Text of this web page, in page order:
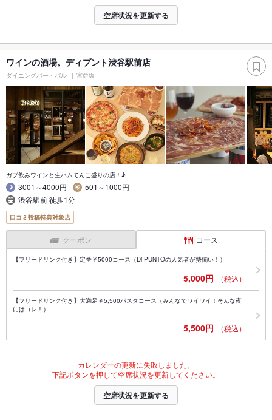
空席状況を更新する
ワインの酒場。ディプント渋谷駅前店
ダイニングバー・バル 宮益坂
ガブ飲みワインと生ハムてんこ盛りの店！♪
3001～4000円
501～1000円
渋谷駅前 徒歩1分
口コミ投稿特典対象店
クーポン コース
【フリードリンク付き】定番￥5000コース（Di PUNTOの人気者が勢揃い！）
5,000円 （税込）
【フリードリンク付き】大満足￥5,500パスタコース（みんなでワイワイ！そんな夜
にはコレ！）
5,500円 （税込）
カレンダーの更新に失敗しました。
下記ボタンを押して空席状況を更新してください。
空席状況を更新する